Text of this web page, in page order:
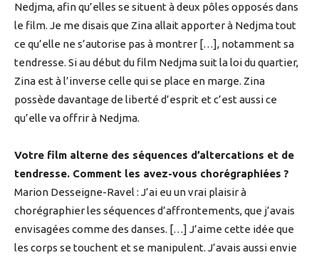
Nedjma, afin qu’elles se situent à deux pôles opposés dans
le film. Je me disais que Zina allait apporter à Nedjma tout
ce qu’elle ne s’autorise pas à montrer […], notamment sa
tendresse. Si au début du film Nedjma suit la loi du quartier,
Zina est à l’inverse celle qui se place en marge. Zina
possède davantage de liberté d’esprit et c’est aussi ce
qu’elle va offrir à Nedjma.
Votre film alterne des séquences d’altercations et de
tendresse. Comment les avez-vous chorégraphiées ?
Marion Desseigne-Ravel : J’ai eu un vrai plaisir à
chorégraphier les séquences d’affrontements, que j’avais
envisagées comme des danses. […] J’aime cette idée que
les corps se touchent et se manipulent. J’avais aussi envie